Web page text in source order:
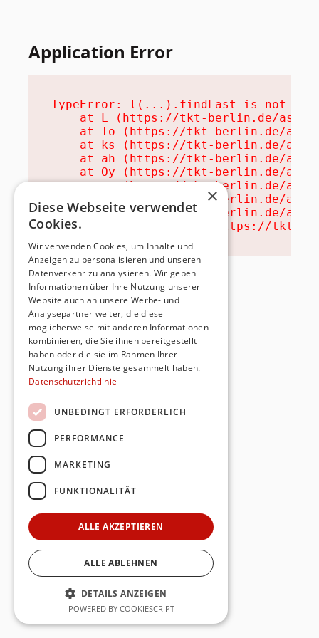
Application Error
TypeError: l(...).findLast is not a
at L (https://tkt-berlin.de/
at To (https://tkt-berlin.de/
at ks (https://tkt-berlin.de/
at ah (https://tkt-berlin.de/
at Oy (https://tkt-berlin.de/
at na (https://tkt-berlin.de/
at th (https://tkt-berlin.de/
at eh (https://tkt-berlin.de/
at MessagePort.ae (https://tkt-
×
Diese Webseite verwendet
Cookies.
Wir verwenden Cookies, um Inhalte und
Anzeigen zu personalisieren und unseren
Datenverkehr zu analysieren. Wir geben
Informationen über Ihre Nutzung unserer
Website auch an unsere Werbe- und
Analysepartner weiter, die diese
möglicherweise mit anderen Informationen
kombinieren, die Sie ihnen bereitgestellt
haben oder die sie im Rahmen Ihrer
Nutzung ihrer Dienste gesammelt haben.
Datenschutzrichtlinie
UNBEDINGT ERFORDERLICH
PERFORMANCE
MARKETING
FUNKTIONALITÄT
ALLE AKZEPTIEREN
ALLE ABLEHNEN
DETAILS ANZEIGEN
POWERED BY COOKIESCRIPT